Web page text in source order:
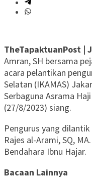
TheTapaktuanPost |
Amran, SH bersama
acara pelantikan
Selatan (IKAMAS)
Serbaguna Asrama
(27/8/2023) siang.
Pengurus yang
Rajes al-Arami, SQ,
Bendahara Ibnu Hajar.
Bacaan Lainnya